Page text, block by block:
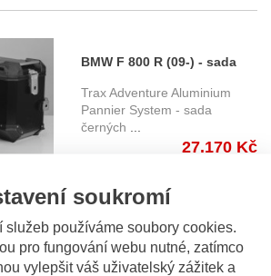
soukromí
služeb používáme soubory cookies.
pro fungování webu nutné, zatímco
vylepšit váš uživatelský zážitek a
BMW F 800 R (09-) - sada
bočních kufrů TRAX
Adventure 45/37 l. s nosiči -
černé KFT.07.665.70000/B
Trax Adventure Aluminium
Pannier System - sada
černých
27.170 Kč
BMW F 800 R (10-) - sada
bočních kufrů TRAX
Trax ® Adventure Pannier